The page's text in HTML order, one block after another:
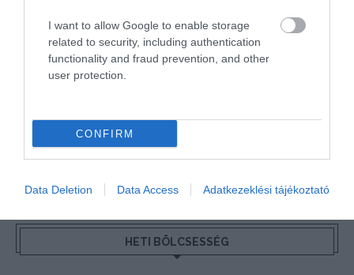
I want to allow Google to enable storage
related to security, including authentication
functionality and fraud prevention, and other
user protection.
CONFIRM
Data Deletion Data Access Adatkezeklési tájékoztató
Megosztás
Kérem nap végén az aznapi friss cikkeket!
HETI BÖLCSESSÉG